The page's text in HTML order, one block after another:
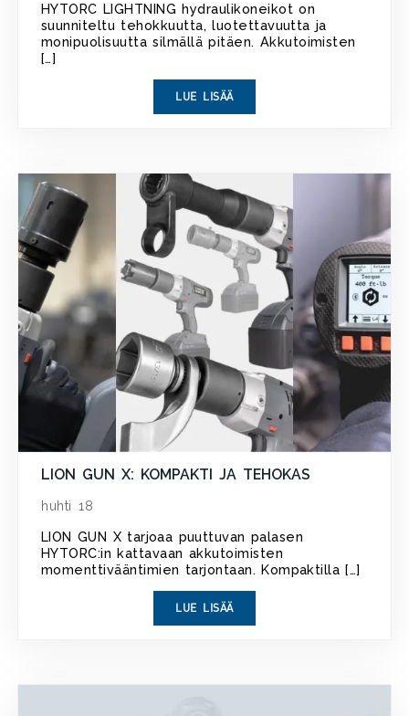
HYTORC LIGHTNING hydraulikoneikot on
suunniteltu tehokkuutta, luotettavuutta ja
monipuolisuutta silmällä pitäen. Akkutoimisten
[…]
LUE LISÄÄ
LION GUN X: KOMPAKTI JA TEHOKAS
huhti 18
LION GUN X tarjoaa puuttuvan palasen
HYTORC:in kattavaan akkutoimisten
momenttivääntimien tarjontaan. Kompaktilla […]
LUE LISÄÄ